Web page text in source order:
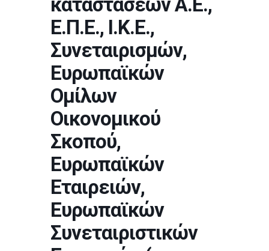
Ε.Π.Ε., Ι.Κ.Ε.,
Συνεταιρισμών,
Ευρωπαϊκών
Ομίλων
Οικονομικού
Σκοπού,
Ευρωπαϊκών
Εταιρειών,
Ευρωπαϊκών
Συνεταιριστικών